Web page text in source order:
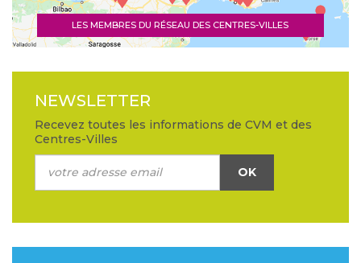
LES MEMBRES DU RÉSEAU DES CENTRES-VILLES
NEWSLETTER
Recevez toutes les informations de CVM et des
Centres-Villes
OK